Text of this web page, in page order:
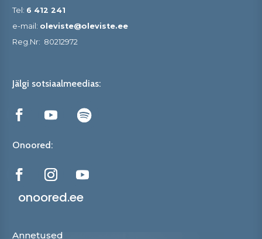
Tel: 6 412 241
e-mail: oleviste@oleviste.ee
Reg.Nr: 80212972
Jälgi sotsiaalmeedias:
Onoored:
onoored.ee
Annetused